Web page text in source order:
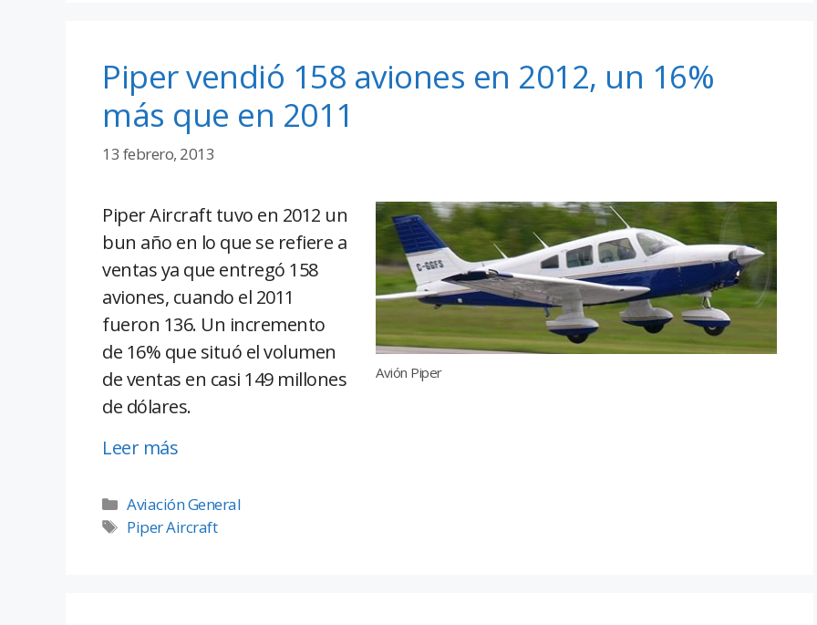
Piper vendió 158 aviones en 2012, un 16%
más que en 2011
13 febrero, 2013
Avión Piper
Piper Aircraft tuvo en 2012 un
bun año en lo que se refiere a
ventas ya que entregó 158
aviones, cuando el 2011
fueron 136. Un incremento
de 16% que situó el volumen
de ventas en casi 149 millones
de dólares.
Leer más
Aviación General
Piper Aircraft